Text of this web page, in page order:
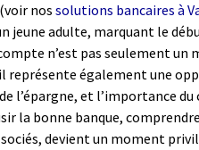
(voir nos solutions bancaires à
jeune adulte, marquant le
n’est pas seulement un
représente également une
l’épargne, et l’importance du
la bonne banque,
devient un moment